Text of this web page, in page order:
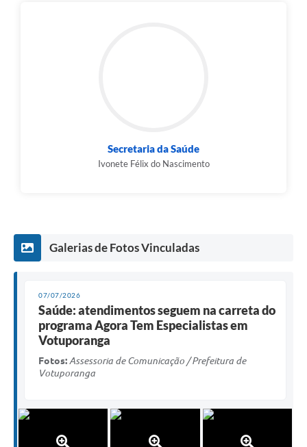
Secretaria da Saúde
Ivonete Félix do Nascimento
Galerias de Fotos Vinculadas
07/07/2026
Saúde: atendimentos seguem na carreta do
programa Agora Tem Especialistas em
Votuporanga
Fotos: Assessoria de Comunicação / Prefeitura de
Votuporanga